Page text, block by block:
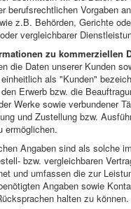
berufsrechtlichen Vorgaben
z.B. Behörden, Gerichte
vergleichbarer
zu kommerziellen
die Daten unserer Kunden
als "Kunden"
Erwerb bzw. die
Werke sowie verbundener
und Zustellung bzw.
ermöglichen.
Angaben sind als solche
bzw. vergleichbaren
und umfassen die zur
Angaben sowie
halten zu können.